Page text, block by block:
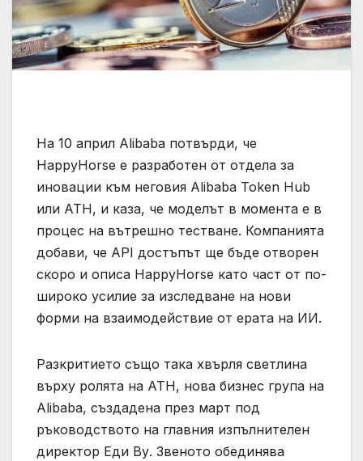
На 10 април Alibaba потвърди, че
HappyHorse е разработен от отдела за
иновации към неговия Alibaba Token Hub
или ATH, и каза, че моделът в момента е в
процес на вътрешно тестване. Компанията
добави, че API достъпът ще бъде отворен
скоро и описа HappyHorse като част от по-
широко усилие за изследване на нови
форми на взаимодействие от ерата на ИИ.
Разкритието също така хвърля светлина
върху ролята на ATH, нова бизнес група на
Alibaba, създадена през март под
ръководството на главния изпълнителен
директор Еди Ву. Звеното обединява